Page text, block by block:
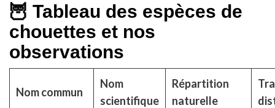
🦉 Tableau des espèces de
chouettes et nos
observations
Nom commun
Nom
scientifique
Répartition
naturelle